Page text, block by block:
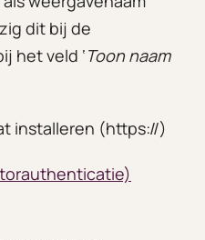
dit bij de
het veld ‘Toon naam
installeren (https://)